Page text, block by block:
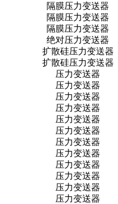
隔膜压力变送器
隔膜压力变送器
隔膜压力变送器
绝对压力变送器
扩散硅压力变送器
扩散硅压力变送器
压力变送器
压力变送器
压力变送器
压力变送器
压力变送器
压力变送器
压力变送器
压力变送器
压力变送器
压力变送器
压力变送器
压力变送器